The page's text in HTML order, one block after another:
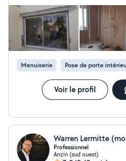
Menuiserie Pose de porte
Voir le profil
Warren Lermitte
Professionnel
Anzin (sud ouest)